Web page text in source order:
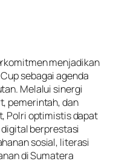
menjadikan
sebagai agenda
Melalui sinergi
pemerintah, dan
Polri optimistis dapat
berprestasi
sosial, literasi
di Sumatera